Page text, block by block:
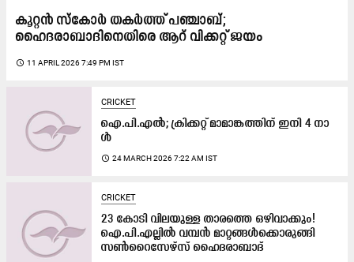
കൂറ്റൻ സ്കോർ തകർത്ത് പഞ്ചാബ്;
ഹൈദരാബാദിനെതിരെ ആറ് വിക്കറ്റ് ജയം
access_time 11 APRIL 2026 7:49 PM IST
CRICKET
ഐ.​പി.​എ​ൽ; ക്രിക്കറ്റ് മാമാങ്കത്തിന് ഇനി 4 നാ​
ൾ
access_time 24 MARCH 2026 7:22 AM IST
CRICKET
23 കോടി വിലയുള്ള താരത്തെ ഒഴിവാക്കും!
ഐ.പി.എല്ലിൽ വമ്പൻ മാറ്റങ്ങൾക്കൊരുങ്ങി
സൺറൈസേഴ്സ് ഹൈദരാബാദ്